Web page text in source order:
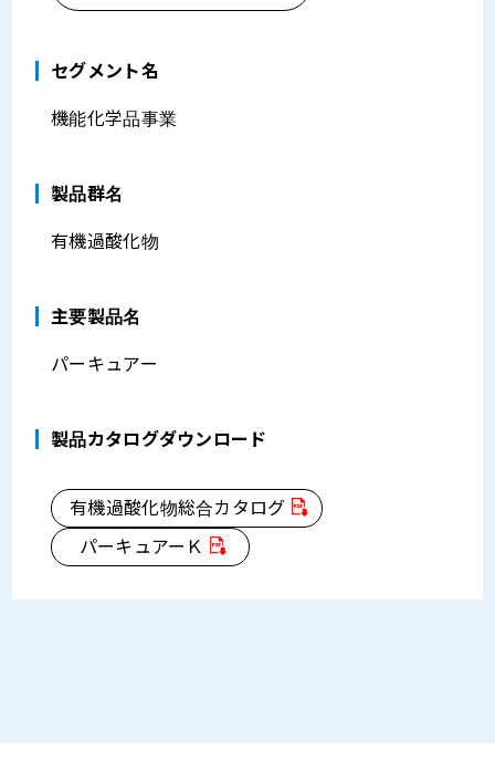
セグメント名
機能化学品事業
製品群名
有機過酸化物
主要製品名
パーキュアー
製品カタログダウンロード
有機過酸化物総合カタログ
パーキュアーＫ